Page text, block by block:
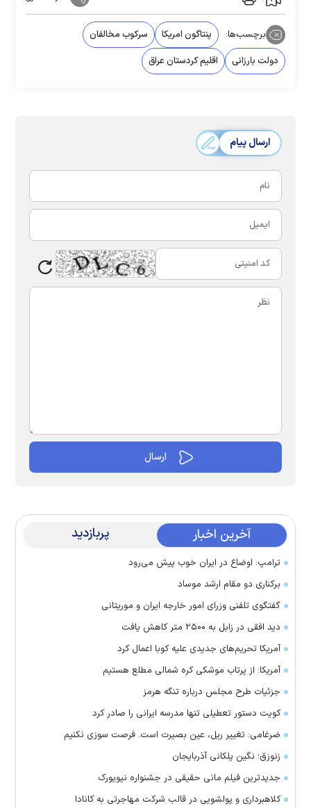
برچسب‌ها: پنتاگون امریکا
سرکوب مخالفان
دولت بارزانی
اقلیم کردستان عراق
ارسال پیام
آخرین اخبار پربازدید
ترامپ: اوضاع در ایران خوب پیش می‌رود
برکناری دو مقام ارشد موساد
گفتگوی تلفنی وزرای امور خارجه ایران و موریتانی
دید افقی در زابل به ۲۵۰۰ متر کاهش یافت
آمریکا تحریم‌های جدیدی علیه کوبا اعمال کرد
آمریکا: از پرتاب موشکی کره شمالی مطلع هستیم
جزئیات طرح مجلس درباره تنگه هرمز
کویت دستور تعطیلی تنها مدرسه ایرانی را صادر کرد
ضرغامی: تغییر ریل، عین بصیرت است. فرصت سوزی نکنیم
زنوزق؛ نگین پلکانی آذربایجان
جدیدترین فیلم مانی حقیقی در جشنواره نیویورک
کلاهبرداری و پولشویی در قالب شرکت مهاجرتی به کانادا